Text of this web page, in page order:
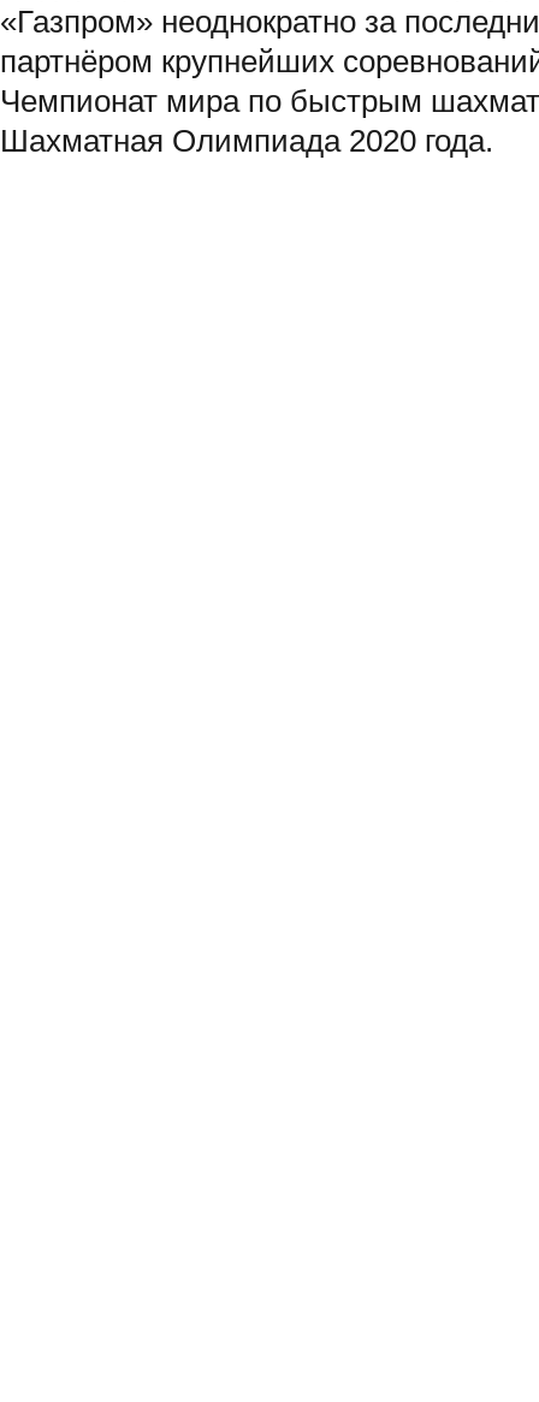
«Газпром» неоднократно за
партнёром крупнейших
Чемпионат мира по быстрым
Шахматная Олимпиада 2020 года.